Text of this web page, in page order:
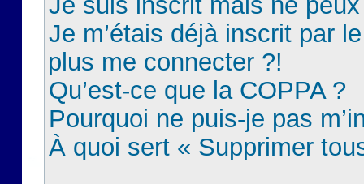
Je m’étais déjà inscrit par
plus me connecter ?!
Qu’est-ce que la COPPA ?
Pourquoi ne puis-je pas
À quoi sert « Supprimer